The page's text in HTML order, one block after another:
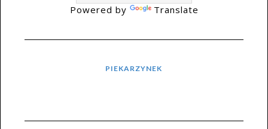
Powered by Translate
PIEKARZYNEK